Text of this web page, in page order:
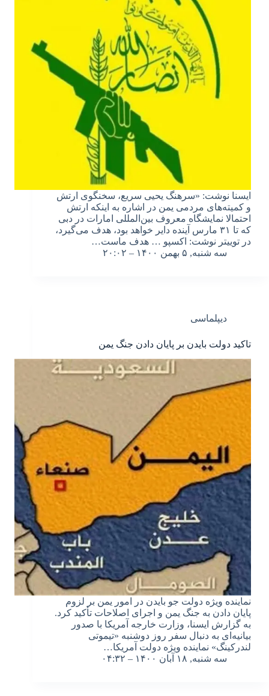
ایسنا نوشت: «سرهنگ یحیی سریع، سخنگوی ارتش
و کمیته‌های مردمی یمن در اشاره به اینکه ارتش
احتمالا نمایشگاه معروف بین‌المللی امارات در دبی
که تا ۳۱ مارس آینده دایر خواهد بود، هدف می‌گیرد،
در توییتر نوشت: اکسپو … هدف ماست…
سه شنبه, ۵ بهمن ۱۴۰۰ – ۲۰:۰۲
دیپلماسی
تاکید دولت بایدن بر پایان دادن جنگ یمن
نماینده ویژه دولت جو بایدن در امور یمن بر لزوم
پایان دادن به جنگ یمن و اجرای اصلاحات تأکید کرد.
به گزارش ایسنا، وزارت خارجه آمریکا با صدور
بیانیه‌ای به دنبال سفر روز دوشنبه «تیموتی
لندرکینگ» نماینده ویژه دولت آمریکا…
سه شنبه, ۱۸ آبان ۱۴۰۰ – ۰۴:۳۲